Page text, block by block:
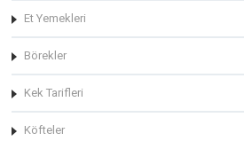
Et Yemekleri
Börekler
Kek Tarifleri
Köfteler